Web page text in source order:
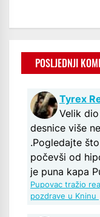
POSLJEDNJI
Tyrex
Velik
desnice više
.Pogledajte
počevši od
je puna kapa
Pupovac tražio
pozdrave u Kninu